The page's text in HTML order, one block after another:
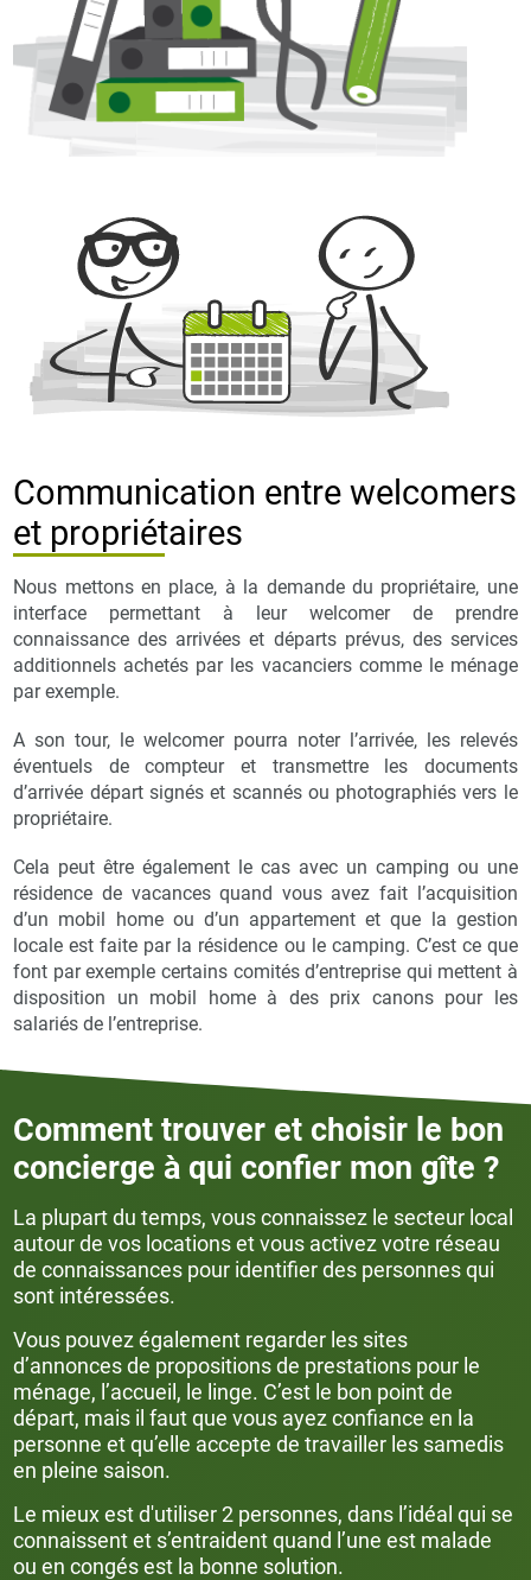
Communication entre welcomers
et propriétaires
Nous mettons en place, à la demande du propriétaire, une
interface permettant à leur welcomer de prendre
connaissance des arrivées et départs prévus, des services
additionnels achetés par les vacanciers comme le ménage
par exemple.
A son tour, le welcomer pourra noter l’arrivée, les relevés
éventuels de compteur et transmettre les documents
d’arrivée départ signés et scannés ou photographiés vers le
propriétaire.
Cela peut être également le cas avec un camping ou une
résidence de vacances quand vous avez fait l’acquisition
d’un mobil home ou d’un appartement et que la gestion
locale est faite par la résidence ou le camping. C’est ce que
font par exemple certains comités d’entreprise qui mettent à
disposition un mobil home à des prix canons pour les
salariés de l’entreprise.
Comment trouver et choisir le bon
concierge à qui confier mon gîte ?
La plupart du temps, vous connaissez le secteur local
autour de vos locations et vous activez votre réseau
de connaissances pour identifier des personnes qui
sont intéressées.
Vous pouvez également regarder les sites
d’annonces de propositions de prestations pour le
ménage, l’accueil, le linge. C’est le bon point de
départ, mais il faut que vous ayez confiance en la
personne et qu’elle accepte de travailler les samedis
en pleine saison.
Le mieux est d'utiliser 2 personnes, dans l’idéal qui se
connaissent et s’entraident quand l’une est malade
ou en congés est la bonne solution.